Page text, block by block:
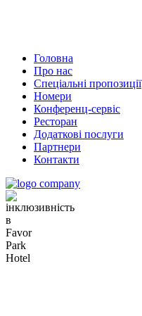
Головна
Про нас
Спеціальні пропозиції
Номери
Конференц-сервіс
Ресторан
Додаткові послуги
Партнери
Контакти